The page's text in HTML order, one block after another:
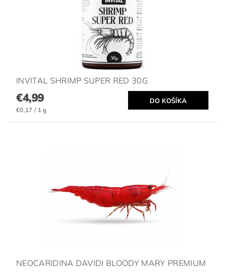
INVITAL SHRIMP SUPER RED 30G
€4,99
€0,17 / 1 g
NEOCARIDINA DAVIDI BLOODY MARY PREMIUM